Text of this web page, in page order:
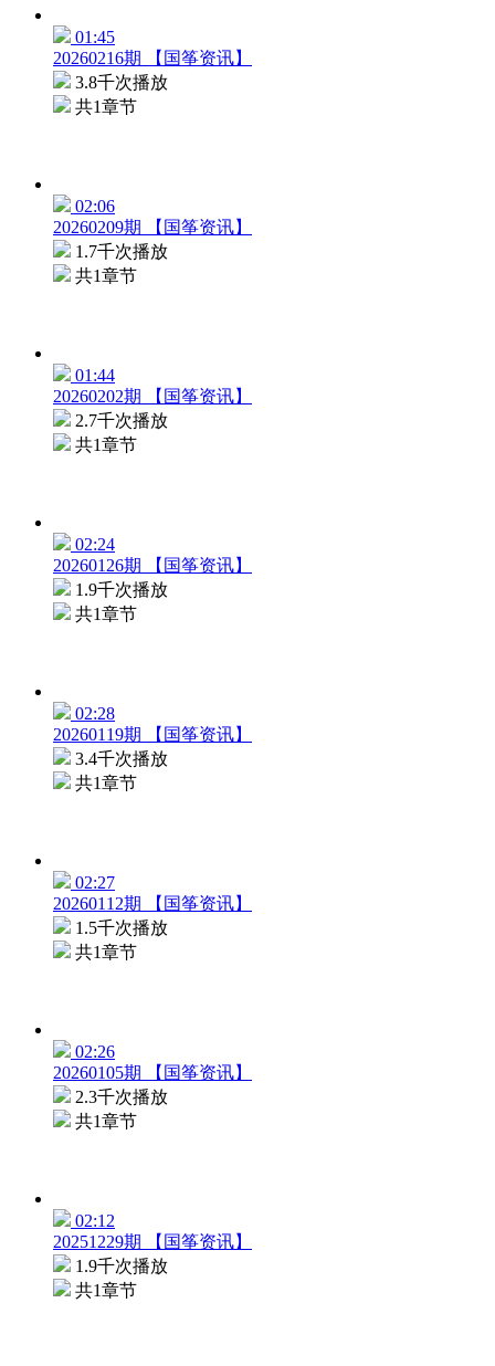
01:45
20260216期 【国筝资讯】
3.8千次播放
共1章节
02:06
20260209期 【国筝资讯】
1.7千次播放
共1章节
01:44
20260202期 【国筝资讯】
2.7千次播放
共1章节
02:24
20260126期 【国筝资讯】
1.9千次播放
共1章节
02:28
20260119期 【国筝资讯】
3.4千次播放
共1章节
02:27
20260112期 【国筝资讯】
1.5千次播放
共1章节
02:26
20260105期 【国筝资讯】
2.3千次播放
共1章节
02:12
20251229期 【国筝资讯】
1.9千次播放
共1章节